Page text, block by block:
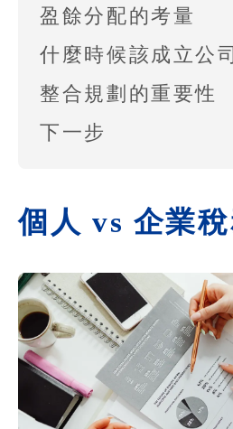
盈餘分配的考量
什麼時候該成立公
整合規劃的重要性
下一步
個人 vs 企業稅